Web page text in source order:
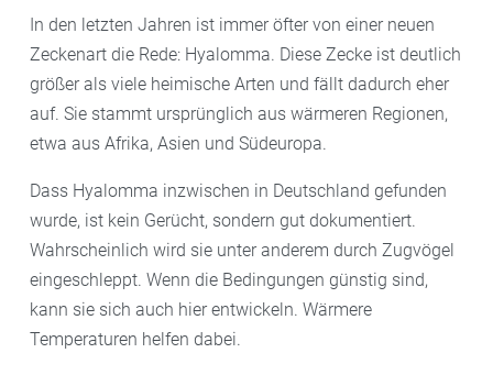
In den letzten Jahren ist immer öfter von einer neuen
Zeckenart die Rede: Hyalomma. Diese Zecke ist deutlich
größer als viele heimische Arten und fällt dadurch eher
auf. Sie stammt ursprünglich aus wärmeren Regionen,
etwa aus Afrika, Asien und Südeuropa.
Dass Hyalomma inzwischen in Deutschland gefunden
wurde, ist kein Gerücht, sondern gut dokumentiert.
Wahrscheinlich wird sie unter anderem durch Zugvögel
eingeschleppt. Wenn die Bedingungen günstig sind,
kann sie sich auch hier entwickeln. Wärmere
Temperaturen helfen dabei.